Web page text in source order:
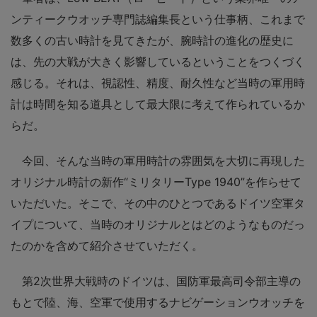
ンティークウオッチ専門誌編集長という仕事柄、これまで
数多くの古い時計を見てきたが、腕時計の進化の歴史に
は、先の大戦が大きく影響しているということをつくづく
感じる。それは、視認性、精度、耐久性など当時の軍用時
計は時間を知る道具として最大限に考えて作られているか
らだ。
今回、そんな当時の軍用時計の雰囲気を大切に再現した
オリジナル時計の新作“ミリタリーType 1940”を作らせて
いただいた。そこで、その中のひとつであるドイツ空軍タ
イプについて、当時のオリジナルとはどのようなものだっ
たのかを含めて紹介させていただく。
第2次世界大戦時のドイツは、国防軍最高司令部主導の
もとで陸、海、空軍で使用するナビゲーションウオッチを